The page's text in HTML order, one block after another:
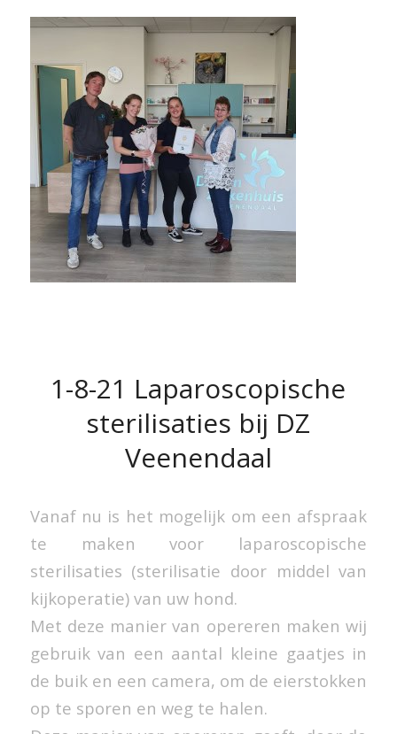
1-8-21 Laparoscopische
sterilisaties bij DZ
Veenendaal
Vanaf nu is het mogelijk om een afspraak
te maken voor laparoscopische
sterilisaties (sterilisatie door middel van
kijkoperatie) van uw hond.
Met deze manier van opereren maken wij
gebruik van een aantal kleine gaatjes in
de buik en een camera, om de eierstokken
op te sporen en weg te halen.